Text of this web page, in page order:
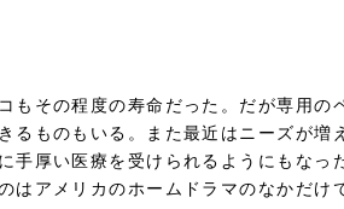
もその程度の寿命だった。だが専用の
るものもいる。また最近はニーズが
手厚い医療を受けられるようにもな
はアメリカのホームドラマのなかだけ